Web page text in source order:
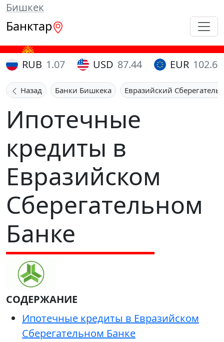
Бишкек
Банктар
RUB 1.07 USD 87.44 EUR 102.65
Назад Банки Бишкека Евразийский
Ипотечные
кредиты в
Евразийском
Сберегательном
Банке
СОДЕРЖАНИЕ
Ипотечные кредиты в Евразийском
Сберегательном Банке